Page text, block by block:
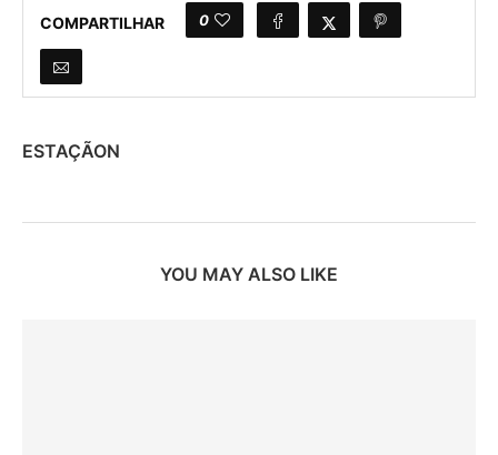
COMPARTILHAR 0
ESTAÇÃON
YOU MAY ALSO LIKE